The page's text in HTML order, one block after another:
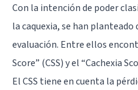
Con la intención de poder
la caquexia, se han
evaluación. Entre ellos
Score” (CSS) y el “Cachexia
El CSS tiene en cuenta la